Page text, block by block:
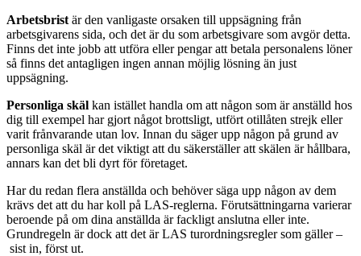
Arbetsbrist är den vanligaste orsaken till uppsägning från
arbetsgivarens sida, och det är du som arbetsgivare som avgör detta.
Finns det inte jobb att utföra eller pengar att betala personalens löner
så finns det antagligen ingen annan möjlig lösning än just
uppsägning.
Personliga skäl kan istället handla om att någon som är anställd hos
dig till exempel har gjort något brottsligt, utfört otillåten strejk eller
varit frånvarande utan lov. Innan du säger upp någon på grund av
personliga skäl är det viktigt att du säkerställer att skälen är hållbara,
annars kan det bli dyrt för företaget.
Har du redan flera anställda och behöver säga upp någon av dem
krävs det att du har koll på LAS-reglerna. Förutsättningarna varierar
beroende på om dina anställda är fackligt anslutna eller inte.
Grundregeln är dock att det är LAS turordningsregler som gäller –
sist in, först ut.